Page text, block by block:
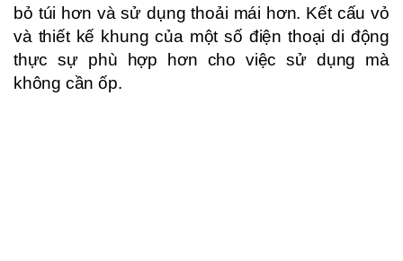
bỏ túi hơn và sử dụng thoải mái hơn. Kết cấu vỏ
và thiết kế khung của một số điện thoại di động
thực sự phù hợp hơn cho việc sử dụng mà
không cần ốp.